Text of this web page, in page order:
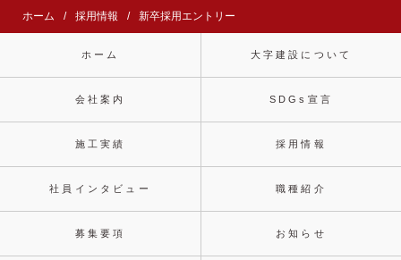
ホーム 採用情報 新卒採用エントリー
ホーム 大字建設について
会社案内 SDGs宣言
施工実績 採用情報
社員インタビュー 職種紹介
募集要項 お知らせ